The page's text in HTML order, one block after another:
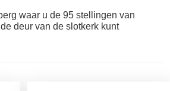
waar u de 95 stellingen van
deur van de slotkerk kunt